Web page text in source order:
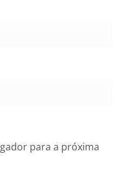
para a próxima